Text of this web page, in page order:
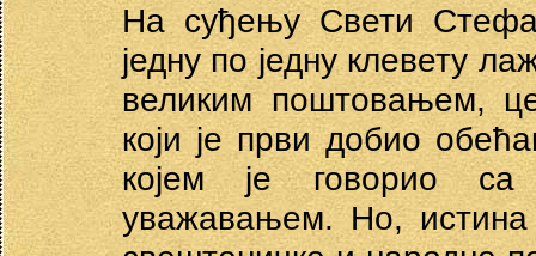
На суђењу Свети
једну по једну клевету
великим поштовањем,
који је први добио
којем је говорио са
уважавањем. Но,